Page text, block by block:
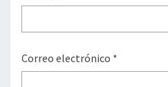
Correo electrónico *